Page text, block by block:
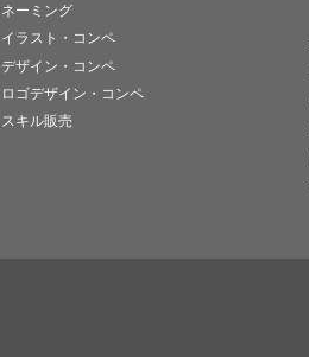
ネーミング
イラスト・コンペ
デザイン・コンペ
ロゴデザイン・コンペ
スキル販売